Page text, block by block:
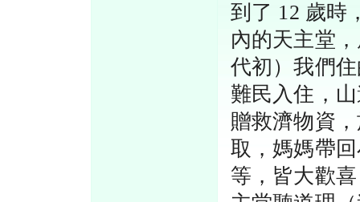
到了 12 歲時
內的天主堂
代初）我們
難民入住，
贈救濟物資
取，媽媽帶
等，皆大歡